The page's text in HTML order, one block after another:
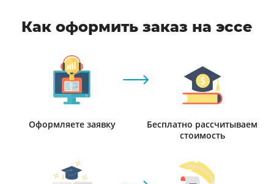
Как оформить заказ на эссе
Оформляете заявку
Бесплатно рассчитываем
стоимость